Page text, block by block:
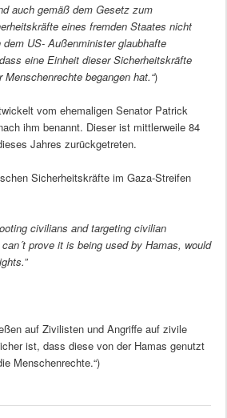
auch gemäß dem Gesetz zum
eines fremden Staates nicht
US- Außenminister glaubhafte
eine Einheit dieser Sicherheitskräfte
begangen hat.“)
vom ehemaligen Senator Patrick
ihm benannt. Dieser ist mittlerweile 84
Jahres zurückgetreten.
Sicherheitskräfte im Gaza-Streifen
civilians and targeting civilian
prove it is being used by Hamas, would
auf Zivilisten und Angriffe auf zivile
ist, dass diese von der Hamas genutzt
Menschenrechte.“)